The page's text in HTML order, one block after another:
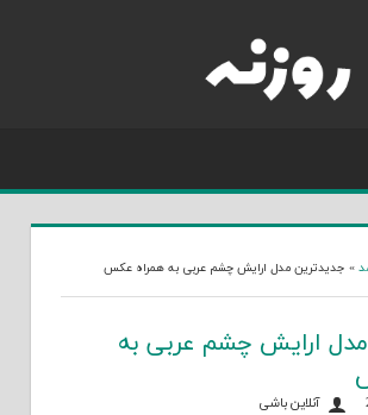
» جدیدترین مدل ارایش چشم عربی به همراه عکس
ارایش چشم عربی به
آنلاین باشی